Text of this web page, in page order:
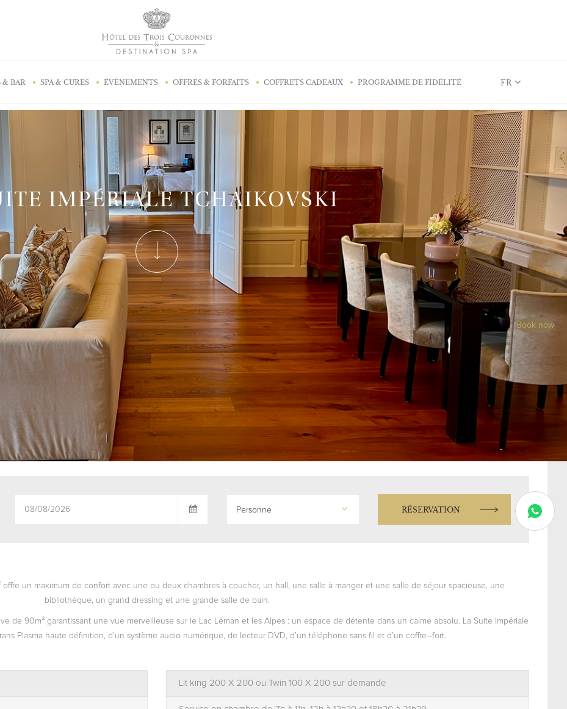
& BAR SPA & CURES ÉVÈNEMENTS OFFRES & FORFAITS COFFRETS CADEAUX PROGRAMME DE FIDÉLITÉ FR
Book now
IMPÉRIALE TCHAIKOVSKI
Personne RÉSERVATION
offre un maximum de confort avec une ou deux chambres à coucher, un hall, une salle à manger et une salle de séjour spacieuse, une
bibliothèque, un grand dressing et une grande salle de bain.
de 90m² garantissant une vue merveilleuse sur le Lac Léman et les Alpes : un espace de détente dans un calme absolu. La Suite Impériale
Plasma haute définition, d’un système audio numérique, de lecteur DVD, d’un téléphone sans fil et d’un coffre-­‐fort.
Lit king 200 X 200 ou Twin 100 X 200 sur demande